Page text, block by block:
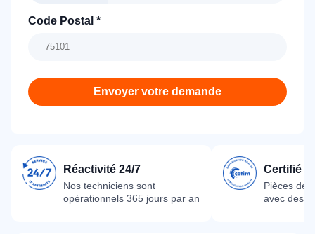
Code Postal *
Envoyer votre demande
Réactivité 24/7
Nos techniciens sont
opérationnels 365 jours par an
Certifié
Pièces
avec des